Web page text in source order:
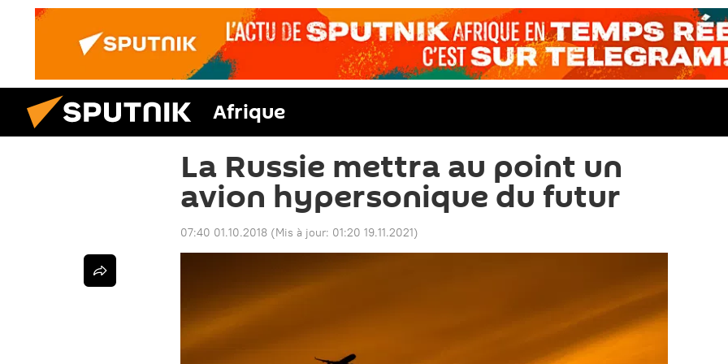
Afrique
La Russie mettra au point un
avion hypersonique du futur
07:40 01.10.2018 (Mis à jour: 01:20 19.11.2021)